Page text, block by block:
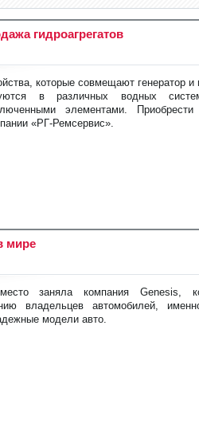
гидроагрегатов
которые совмещают генератор
в различных водных
элементами.
«РГ-Ремсервис».
мире
заняла компания Genesis,
владельцев автомобилей,
модели авто.